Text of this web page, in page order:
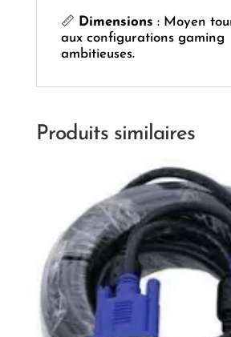
📏 Dimensions : Moyen
aux configurations gaming
ambitieuses.
Produits similaires